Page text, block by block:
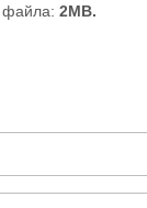
файла:2MB.